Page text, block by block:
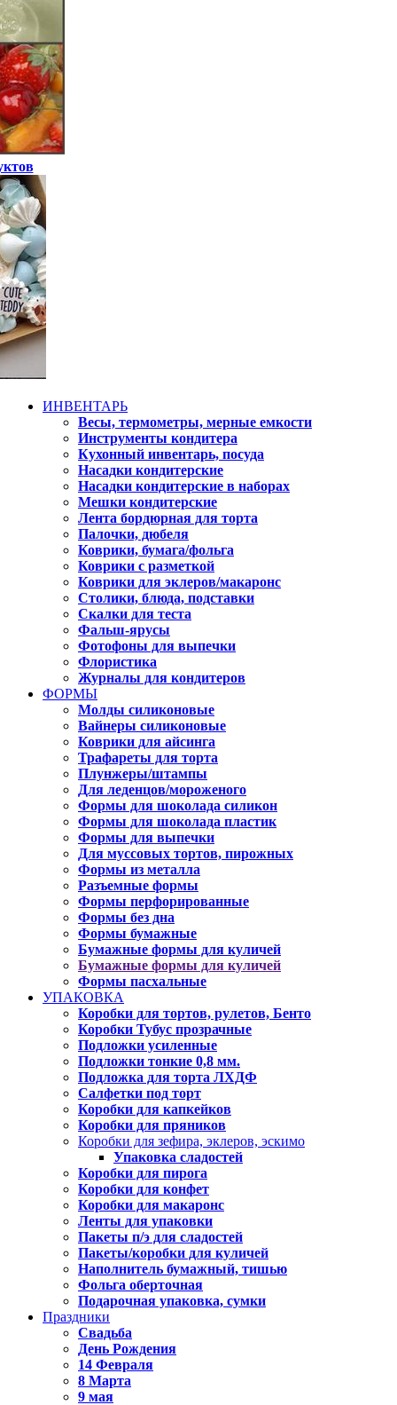
ИНВЕНТАРЬ
Весы, термометры, мерные емкости
Инструменты кондитера
Кухонный инвентарь, посуда
Насадки кондитерские
Насадки кондитерские в наборах
Мешки кондитерские
Лента бордюрная для торта
Палочки, дюбеля
Коврики, бумага/фольга
Коврики с разметкой
Коврики для эклеров/макаронс
Столики, блюда, подставки
Скалки для теста
Фальш-ярусы
Фотофоны для выпечки
Флористика
Журналы для кондитеров
ФОРМЫ
Молды силиконовые
Вайнеры силиконовые
Коврики для айсинга
Трафареты для торта
Плунжеры/штампы
Для леденцов/мороженого
Формы для шоколада силикон
Формы для шоколада пластик
Формы для выпечки
Для муссовых тортов, пирожных
Формы из металла
Разъемные формы
Формы перфорированные
Формы без дна
Формы бумажные
Бумажные формы для куличей
Бумажные формы для куличей
Формы пасхальные
УПАКОВКА
Коробки для тортов, рулетов, Бенто
Коробки Тубус прозрачные
Подложки усиленные
Подложки тонкие 0,8 мм.
Подложка для торта ЛХДФ
Салфетки под торт
Коробки для капкейков
Коробки для пряников
Коробки для зефира, эклеров, эскимо
Упаковка сладостей
Коробки для пирога
Коробки для конфет
Коробки для макаронс
Ленты для упаковки
Пакеты п/э для сладостей
Пакеты/коробки для куличей
Наполнитель бумажный, тишью
Фольга оберточная
Подарочная упаковка, сумки
Праздники
Свадьба
День Рождения
14 Февраля
8 Марта
9 мая